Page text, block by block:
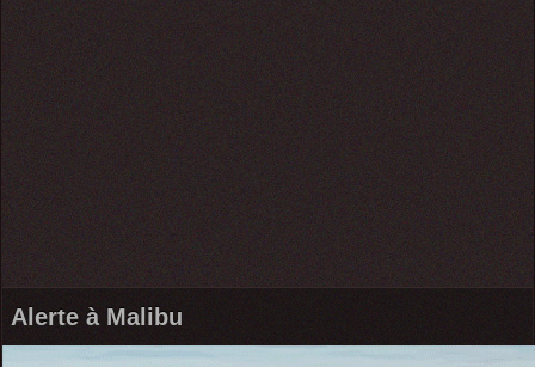
Alerte à Malibu